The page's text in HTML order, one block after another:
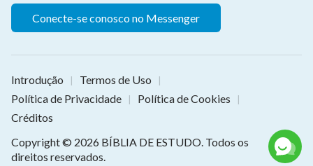
Conecte-se conosco no Messenger
Introdução | Termos de Uso |
Política de Privacidade | Política de Cookies |
Créditos
Copyright © 2026 BÍBLIA DE ESTUDO. Todos os
direitos reservados.